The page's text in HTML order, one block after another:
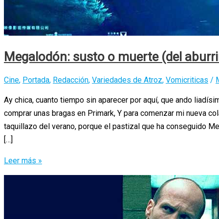
Megalodón: susto o muerte (del
Cine, Portada, Redacción, Variedades de Atroz, Vomicriticas /
Ay chica, cuanto tiempo sin aparecer por aquí, que ando
comprar unas bragas en Primark, Y para comenzar mi nueva
taquillazo del verano, porque el pastizal que ha conseguido
[…]
Megalodón:
susto
Leer más »